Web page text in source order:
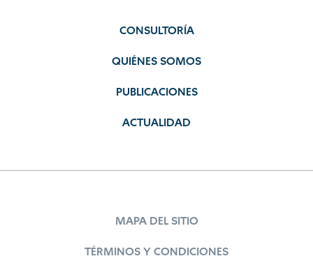
CONSULTORÍA
QUIÉNES SOMOS
PUBLICACIONES
ACTUALIDAD
MAPA DEL SITIO
TÉRMINOS Y CONDICIONES